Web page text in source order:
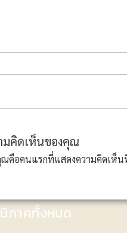
มคิดเห็นของคุณ
คือคนแรกที่แสดงความคิดเห็
ภาคทั้งหมด